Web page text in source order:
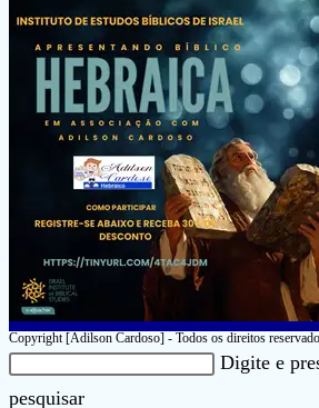
Copyright [Adilson Cardoso] - Todos os direitos
Pesquisar
neste
Digite e
pesquisarPressione